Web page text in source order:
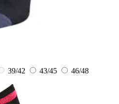
39/42 43/45
46/48